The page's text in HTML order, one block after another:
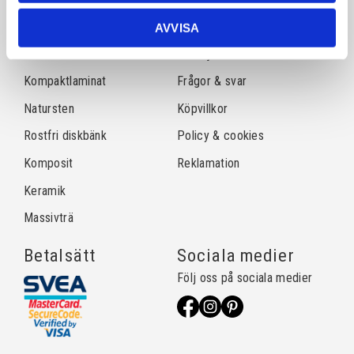
AVVISA
Kompaktlaminat
Natursten
Rostfri diskbänk
Komposit
Keramik
Massivträ
Information
Frågor & svar
Köpvillkor
Policy & cookies
Reklamation
Betalsätt Sociala medier
Följ oss på sociala medier